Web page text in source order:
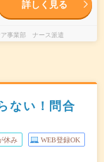
詳しく見る
事業部 ナース派遣
ない！問合
休み WEB登録OK